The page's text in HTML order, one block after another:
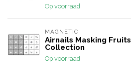
Op voorraad
MAGNETIC
Airnails Masking Fruits
Collection
Op voorraad